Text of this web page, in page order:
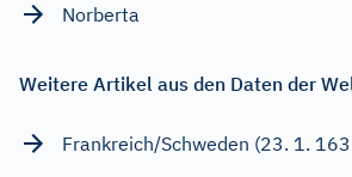
Norberta
Weitere Artikel aus den Daten der
Frankreich/Schweden (23. 1.